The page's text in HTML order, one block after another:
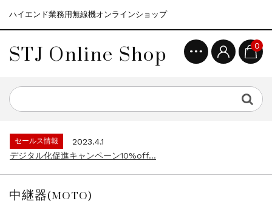
ハイエンド業務用無線機オンラインショップ
STJ Online Shop 0
セールス情報
2021.4.12
モトローラ無線機本体キャンペーン15%o...
５月大型連休に伴う営業日のお知らせ...
セールス情報
2023.4.1
セールス情報
2021.4.12
モトローラ無線機本体キャンペーン15%o...
セールス情報
2023.4.1
中継器(MOTO)